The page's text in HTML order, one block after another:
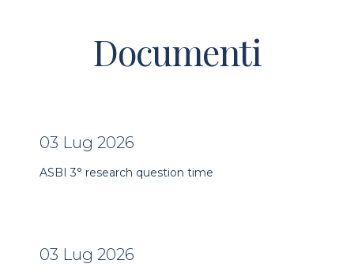
Documenti
03 Lug 2026
ASBI 3° research question time
03 Lug 2026